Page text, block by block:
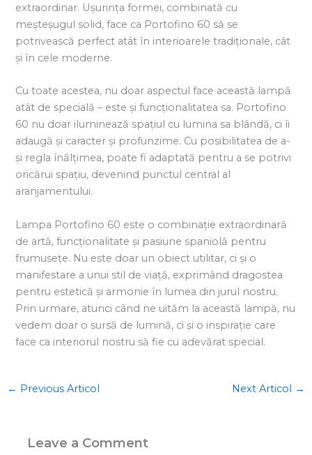
extraordinar. Ușurința formei, combinată cu
meșteșugul solid, face ca Portofino 60 să se
potrivească perfect atât în interioarele tradiționale, cât
și în cele moderne.
Cu toate acestea, nu doar aspectul face această lampă
atât de specială – este și funcționalitatea sa. Portofino
60 nu doar iluminează spațiul cu lumina sa blândă, ci îi
adaugă și caracter și profunzime. Cu posibilitatea de a-
și regla înălțimea, poate fi adaptată pentru a se potrivi
oricărui spațiu, devenind punctul central al
aranjamentului.
Lampa Portofino 60 este o combinație extraordinară
de artă, funcționalitate și pasiune spaniolă pentru
frumusețe. Nu este doar un obiect utilitar, ci și o
manifestare a unui stil de viață, exprimând dragostea
pentru estetică și armonie în lumea din jurul nostru.
Prin urmare, atunci când ne uităm la această lampă, nu
vedem doar o sursă de lumină, ci și o inspirație care
face ca interiorul nostru să fie cu adevărat special.
← Previous Articol Next Articol →
Leave a Comment